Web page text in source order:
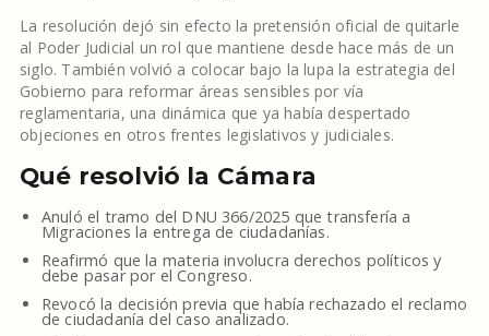
La resolución dejó sin efecto la pretensión oficial de quitarle
al Poder Judicial un rol que mantiene desde hace más de un
siglo. También volvió a colocar bajo la lupa la estrategia del
Gobierno para reformar áreas sensibles por vía
reglamentaria, una dinámica que ya había despertado
objeciones en otros frentes legislativos y judiciales.
Qué resolvió la Cámara
Anuló el tramo del DNU 366/2025 que transfería a
Migraciones la entrega de ciudadanías.
Reafirmó que la materia involucra derechos políticos y
debe pasar por el Congreso.
Revocó la decisión previa que había rechazado el reclamo
de ciudadanía del caso analizado.